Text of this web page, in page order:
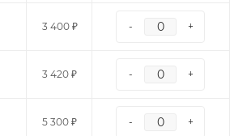
3 400 ₽ - +
3 420 ₽ - +
5 300 ₽ - +